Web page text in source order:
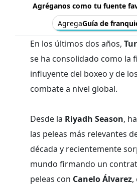
Agréganos como tu fuente
AgregaGuía de
En los últimos dos años,
se ha consolidado como la
influyente del boxeo y de
combate a nivel global.
Desde la Riyadh Season,
las peleas más relevantes
década y recientemente
mundo firmando un
peleas con Canelo Álvarez,